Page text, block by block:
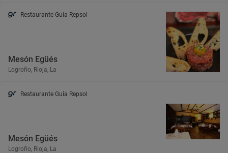
Restaurante Guía Repsol
Mesón Egüés
Logroño, Rioja, La
Restaurante Guía Repsol
Mesón Egüés
Logroño, Rioja, La